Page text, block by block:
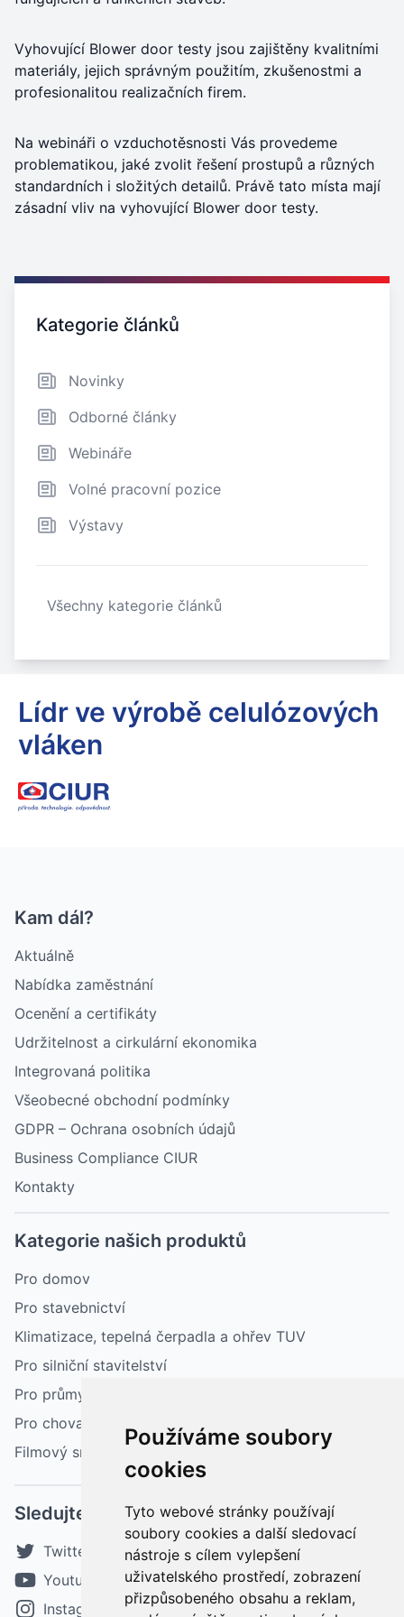
Používáme soubory
cookies
Tyto webové stránky používají
soubory cookies a další sledovací
nástroje s cílem vylepšení
uživatelského prostředí, zobrazení
přizpůsobeného obsahu a reklam,
Vyhovující Blower door testy jsou zajištěny kvalitními
materiály, jejich správným použitím, zkušenostmi a
profesionalitou realizačních firem.
Na webináři o vzduchotěsnosti Vás provedeme
problematikou, jaké zvolit řešení prostupů a různých
standardních i složitých detailů. Právě tato místa mají
zásadní vliv na vyhovující Blower door testy.
Zajímavé odkazy
Kategorie článků
Novinky
Odborné články
Webináře
Volné pracovní pozice
Výstavy
Všechny kategorie článků
Lídr ve výrobě celulózových
vláken
Kam dál?
Aktuálně
Nabídka zaměstnání
Ocenění a certifikáty
Udržitelnost a cirkulární ekonomika
Integrovaná politika
Všeobecné obchodní podmínky
GDPR – Ochrana osobních údajů
Business Compliance CIUR
Kontakty
Kategorie našich produktů
Pro domov
Pro stavebnictví
Klimatizace, tepelná čerpadla a ohřev TUV
Pro silniční stavitelství
Pro průmysl
Pro chovatelství a zemědělství
Filmový sníh
Sledujte nás
Twitter
Youtube
Instagram